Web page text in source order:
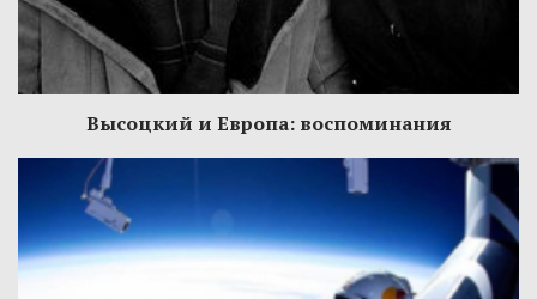
Высоцкий и Европа: воспоминания